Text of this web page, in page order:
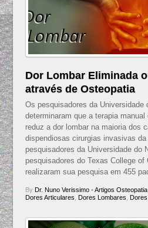
Dor Lombar Eliminada
através de Osteopatia
Os pesquisadores da Universidade
determinaram que a terapia
reduz a dor lombar na maioria dos
dispendiosas cirurgias invasivas
pesquisadores da Universidade do
pesquisadores do Texas College
realizaram sua pesquisa em 455
By Dr. Nuno Verissimo• Artigos Osteopatia,
Dores Articulares
Dores Lombares